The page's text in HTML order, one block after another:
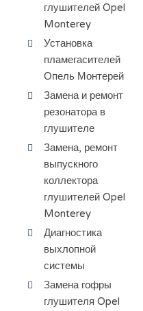
глушителей Opel
Monterey
Установка
пламегасителей
Опель Монтерей
Замена и ремонт
резонатора в
глушителе
Замена, ремонт
выпускного
коллектора
глушителей Opel
Monterey
Диагностика
выхлопной
системы
Замена гофры
глушителя Opel